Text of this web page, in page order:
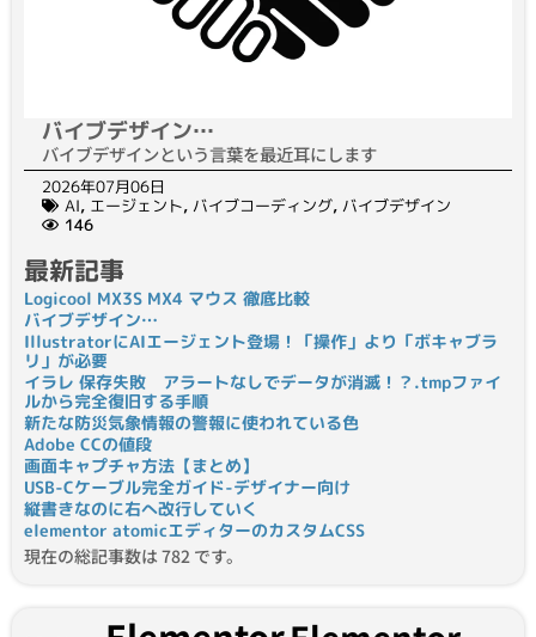
バイブデザイン…
バイブデザインという言葉を最近耳にします
2026年07月06日
AI, エージェント, バイブコーディング, バイブデザイン
146
最新記事
Logicool MX3S MX4 マウス 徹底比較
バイブデザイン…
IllustratorにAIエージェント登場！「操作」より「ボキャブラ
リ」が必要
イラレ 保存失敗 アラートなしでデータが消滅！？.tmpファイ
ルから完全復旧する手順
新たな防災気象情報の警報に使われている色
Adobe CCの値段
画面キャプチャ方法【まとめ】
USB-Cケーブル完全ガイド-デザイナー向け
縦書きなのに右へ改行していく
elementor atomicエディターのカスタムCSS
現在の総記事数は 782 です。